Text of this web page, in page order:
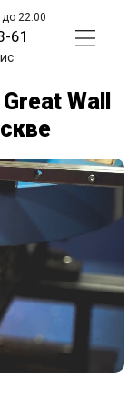
22:00
61
Wall